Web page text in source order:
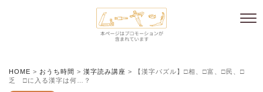
HOME > おうち時間 > 漢字読み講座 >
【漢字パズル】□相、□富、□民、□
乏 □に入る漢字は何…？